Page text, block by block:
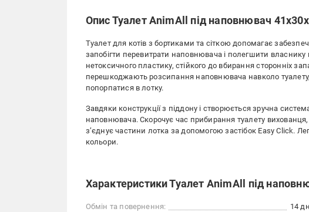
Опис Туалет AnimAll під наповнювач
Туалет для котів з бортиками та сіткою допомагає
запобігти перевитрати наповнювача і полегшити власнику
нетоксичного пластику, стійкого до вбирання сторонніх
перешкоджають розсипання наповнювача навколо
попорпатися в лотку.
Завдяки конструкції з піддону і створюється зручна
наповнювача. Скорочує час прибирання туалету
з’єднує частини лотка за допомогою застібок Easy Click.
кольори.
Характеристики Туалет AnimAll під
Обмін та повернення:
14